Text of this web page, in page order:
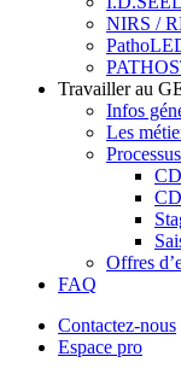
NIRS /
Travailler au
Infos
Les
Offres
FAQ
Contactez-nous
Espace pro